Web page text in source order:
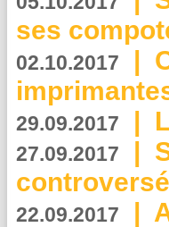
ses
02.10.2017 |
29.09.2017 |
27.09.2017 |
22.09.2017 |